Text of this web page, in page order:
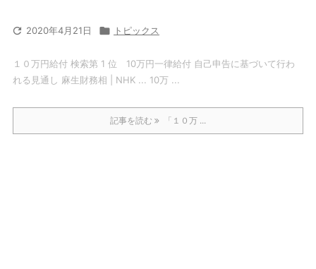
 2020年4月21日  トピックス
１０万円給付 検索第 1 位 10万円一律給付 自己申告に基づいて行わ
れる見通し 麻生財務相 | NHK ... 10万 ...
記事を読む 「１０万 ...